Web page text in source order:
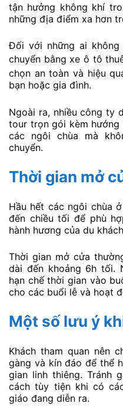
tận hưởng không khí
những địa điểm xa hơn
Đối với những ai
chuyển bằng xe ô tô
chọn an toàn và hiệu
bạn hoặc gia đình.
Ngoài ra, nhiều công ty
tour trọn gói kèm hướng
các ngôi chùa mà
chuyển.
Thời gian mở
Hầu hết các ngôi chùa
đến chiều tối để phù
hành hương của du
Thời gian mở cửa
dài đến khoảng 6h tối.
hạn chế thời gian vào
cho các buổi lễ và hoạt
Một số lưu ý
Khách tham quan nên
gàng và kín đáo để thể
gian linh thiêng. Tránh
cách tùy tiện khi có
giáo đang diễn ra.